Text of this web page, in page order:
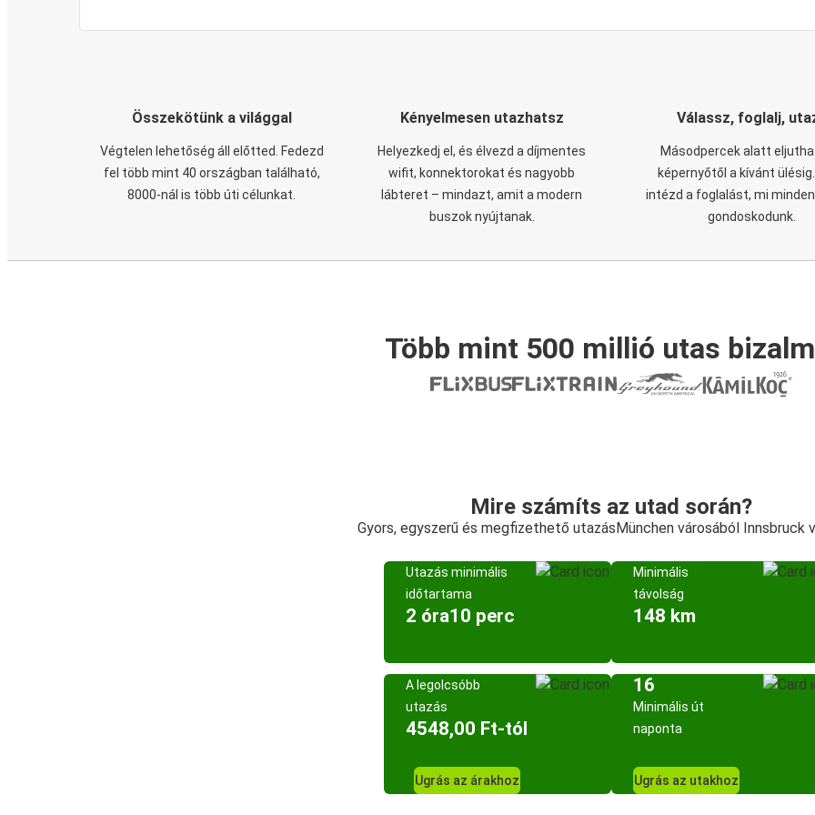
Összekötünk a világgal
Végtelen lehetőség áll előtted. Fedezd
fel több mint 40 országban található,
8000-nál is több úti célunkat.
Kényelmesen utazhatsz
Helyezkedj el, és élvezd a díjmentes
wifit, konnektorokat és nagyobb
lábteret – mindazt, amit a modern
buszok nyújtanak.
Válassz, foglalj,
Másodpercek alatt
képernyőtől a kívánt
intézd a foglalást, mi
gondoskodunk.
Több mint 500 millió utas
Mire számíts az utad során?
Gyors, egyszerű és megfizethető utazásMünchen városából Innsbruck
Utazás minimális
időtartama
2 óra10 perc
Minimális
távolság
148 km
A legolcsóbb
utazás
4548,00 Ft-tól
Ugrás az árakhoz
16
Minimális út
naponta
Ugrás az utakhoz